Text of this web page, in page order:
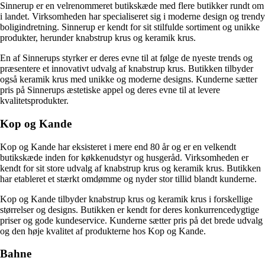
Sinnerup er en velrenommeret butikskæde med flere butikker rundt om
i landet. Virksomheden har specialiseret sig i moderne design og trendy
boligindretning. Sinnerup er kendt for sit stilfulde sortiment og unikke
produkter, herunder knabstrup krus og keramik krus.
En af Sinnerups styrker er deres evne til at følge de nyeste trends og
præsentere et innovativt udvalg af knabstrup krus. Butikken tilbyder
også keramik krus med unikke og moderne designs. Kunderne sætter
pris på Sinnerups æstetiske appel og deres evne til at levere
kvalitetsprodukter.
Kop og Kande
Kop og Kande har eksisteret i mere end 80 år og er en velkendt
butikskæde inden for køkkenudstyr og husgeråd. Virksomheden er
kendt for sit store udvalg af knabstrup krus og keramik krus. Butikken
har etableret et stærkt omdømme og nyder stor tillid blandt kunderne.
Kop og Kande tilbyder knabstrup krus og keramik krus i forskellige
størrelser og designs. Butikken er kendt for deres konkurrencedygtige
priser og gode kundeservice. Kunderne sætter pris på det brede udvalg
og den høje kvalitet af produkterne hos Kop og Kande.
Bahne